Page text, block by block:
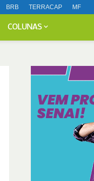
BRB TERRACAP MF
COLUNAS